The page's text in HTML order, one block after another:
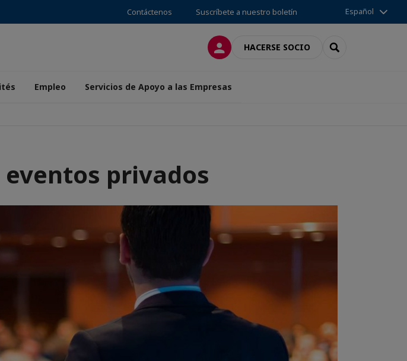
Contáctenos Suscríbete a nuestro boletín Español
CONECTARSE
HACERSE SOCIO SEARCH
Empleo Servicios de Apoyo a las Empresas
privados